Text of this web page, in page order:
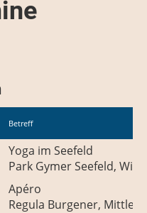
Betreff
Yoga im Seefeld
Park Gymer Seefeld,
Apéro
Regula Burgener,